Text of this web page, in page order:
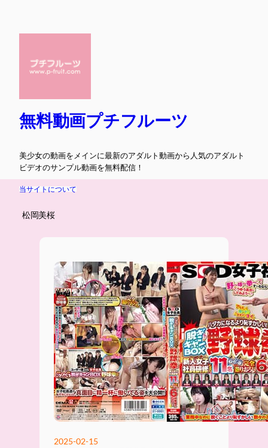
無料動画プチフルーツ
美少女の動画をメインに最新のアダルト動画から人気のアダルト
ビデオのサンプル動画を無料配信！
当サイトについて
松岡美桜
2025-02-15